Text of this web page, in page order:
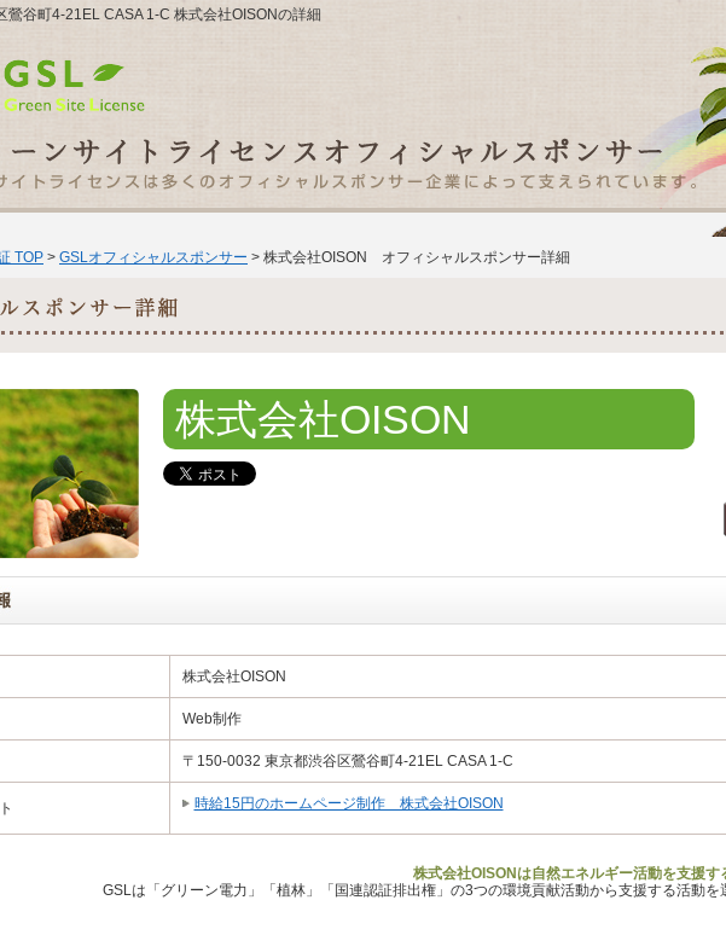
谷町4-21EL CASA 1-C 株式会社OISONの詳細
TOP > GSLオフィシャルスポンサー > 株式会社OISON オフィシャルスポンサー詳細
株式会社OISON
株式会社OISON
Web制作
〒150-0032 東京都渋谷区鶯谷町4-21EL CASA 1-C
時給15円のホームページ制作 株式会社OISON
株式会社OISONは自然エネルギー活動を支援す
GSLは「グリーン電力」「植林」「国連認証排出権」の3つの環境貢献活動から支援する活動を